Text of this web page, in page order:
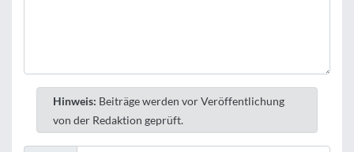
Hinweis: Beiträge werden vor Veröffentlichung
von der Redaktion geprüft.